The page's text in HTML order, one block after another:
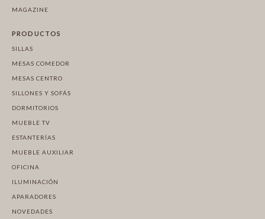
MAGAZINE
PRODUCTOS
SILLAS
MESAS COMEDOR
MESAS CENTRO
SILLONES Y SOFÁS
DORMITORIOS
MUEBLE TV
ESTANTERÍAS
MUEBLE AUXILIAR
OFICINA
ILUMINACIÓN
APARADORES
NOVEDADES